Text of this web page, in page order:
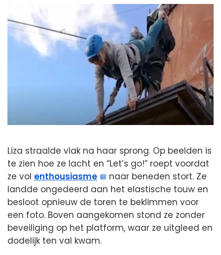
Liza straalde vlak na haar sprong. Op beelden is
te zien hoe ze lacht en “Let’s go!” roept voordat
ze vol enthousiasme
naar beneden stort. Ze
landde ongedeerd aan het elastische touw en
besloot opnieuw de toren te beklimmen voor
een foto. Boven aangekomen stond ze zonder
beveiliging op het platform, waar ze uitgleed en
dodelijk ten val kwam.